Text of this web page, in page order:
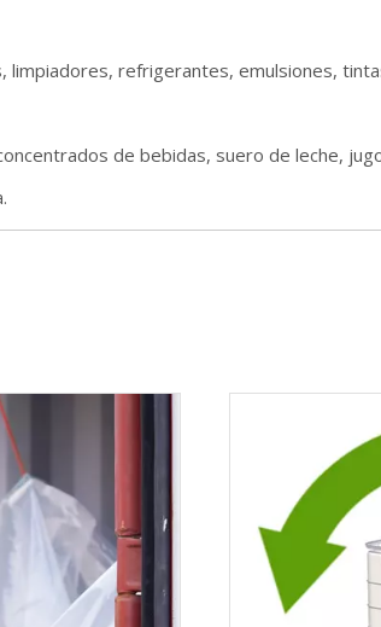
limpiadores, refrigerantes, emulsiones,
de bebidas, suero de leche,